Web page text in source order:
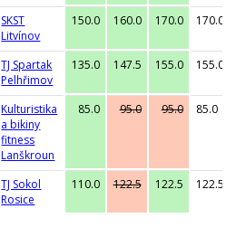
SKST
Litvínov
150.0 160.0 170.0 170.0
TJ Spartak
Pelhřimov
135.0 147.5 155.0 155.0
Kulturistika
a bikiny
fitness
Lanškroun
85.0 95.0 95.0 85.0
TJ Sokol
Rosice
110.0 122.5 122.5 122.5